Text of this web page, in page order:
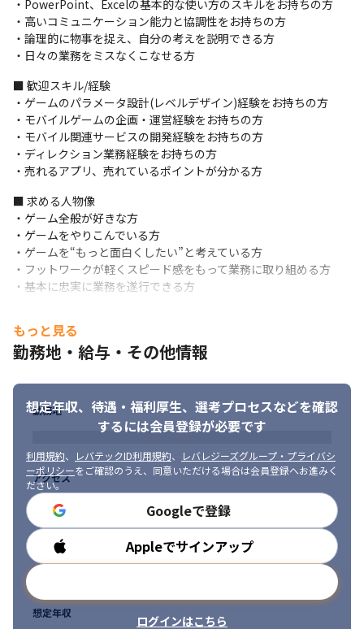
こういったスタッフの挑戦意欲を満たす環境がそろっています。
・PowerPoint、Excelの基本的な使い方のスキルをお持ちの方
・高いコミュニケーション能力と協調性をお持ちの方
・論理的に物事を捉え、自分の考えを説明できる方
・日々の業務をミスなくこなせる方
■ 歓迎スキル/経験
・ゲームのパラメータ設計(レベルデザイン)経験をお持ちの方
・モバイルゲームの企画・運営経験をお持ちの方
・モバイル関連サービスの開発経験をお持ちの方
・ディレクション業務経験をお持ちの方
・売れるアプリ、売れているポイントが分かる方
■ 求める人物像
・ゲーム全般が好きな方
・ゲームをやりこんでいる方
・ゲームを“もっと面白くしたい”と考えている方
・フットワークが軽くスピード感をもって業務に取り組める方
・基本に忠実に業務を遂行できる方
もっと見る
勤務地・給与・その他情報
想定年収、待遇・福利厚生、 選考プロセスなどを確認
するには会員登録が必要です
利用規約、 レバテックID利用規約、
レバレジーズグループ・プライバシ
ーポリシーをご確認のうえ、同意いただける場合は会員登録へお進みく
ださい。
Googleで登録
Appleでサインアップ
ログインはこちら
勤務地
アクセス
勤務時間
想定年収